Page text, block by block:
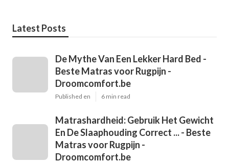
Latest Posts
De Mythe Van Een Lekker Hard Bed -
Beste Matras voor Rugpijn -
Droomcomfort.be
Published en 6 min read
Matrashardheid: Gebruik Het Gewicht
En De Slaaphouding Correct ... - Beste
Matras voor Rugpijn -
Droomcomfort.be